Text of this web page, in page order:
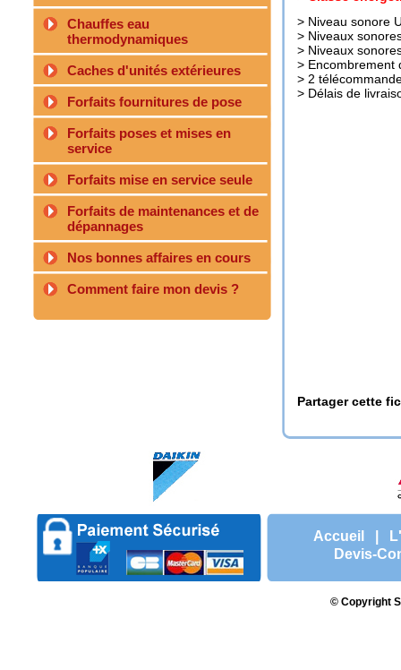
Chauffes eau
thermodynamiques
Caches d'unités extérieures
Forfaits fournitures de pose
Forfaits poses et mises en
service
Forfaits mise en service seule
Forfaits de maintenances et de
dépannages
Nos bonnes affaires en cours
Comment faire mon devis ?
> Niveau sonore
> Niveaux
> Niveaux
> Encombrement
> 2
> Délais de
Partager cette
Accueil
Devis-
© Copyright